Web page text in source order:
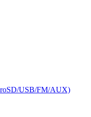
USB/FM/AUX)